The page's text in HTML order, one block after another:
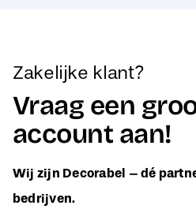
Vraag een
account aan!
Wij zijn Decorabel – dé
bedrijven.
Met een groothandel account